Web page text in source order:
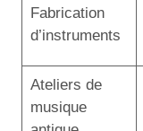
Fabrication
d’instruments
Ateliers de
musique